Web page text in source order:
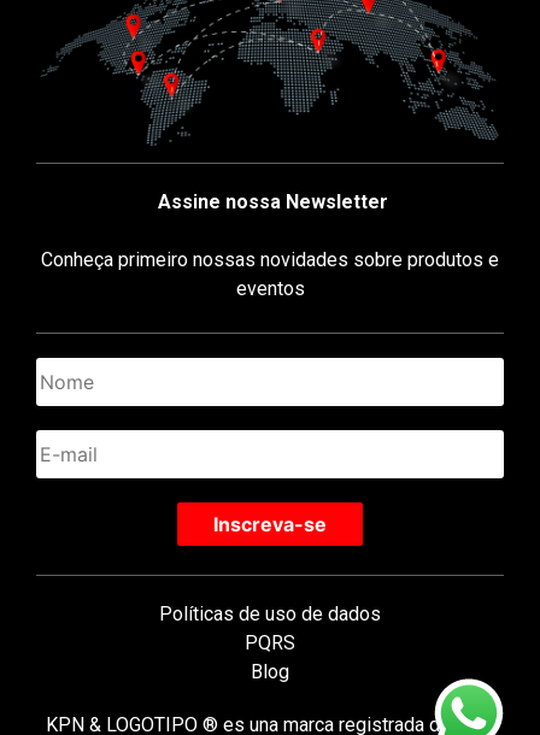
Assine nossa Newsletter
Conheça primeiro nossas novidades sobre produtos e
eventos
Políticas de uso de dados
PQRS
Blog
KPN & LOGOTIPO ® es una marca registrada de KPN